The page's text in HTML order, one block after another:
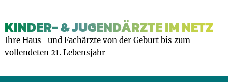
KINDER- & JUGENDÄRZTE IM NETZ
Ihre Haus- und Fachärzte von der Geburt bis zum
vollendeten 21. Lebensjahr